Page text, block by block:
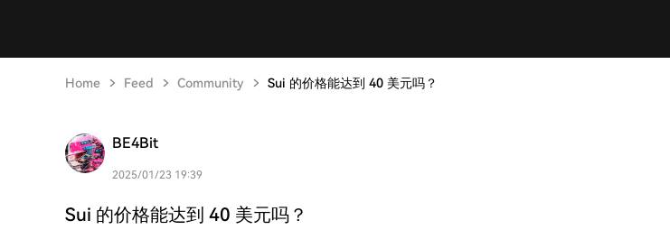
Home Feed Community Sui 的价格能达到 40 美元吗？
BE4Bit
2025/01/23 19:39
Sui 的价格能达到 40 美元吗？